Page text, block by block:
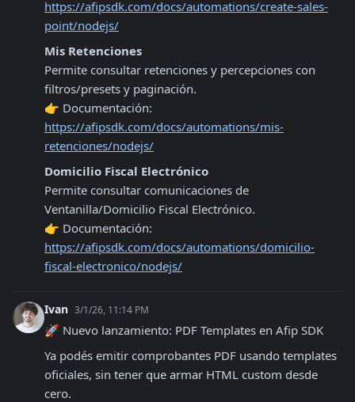
https://afipsdk.com/docs/automations/create-sales-
point/nodejs/
Mis Retenciones
Permite consultar retenciones y percepciones con
filtros/presets y paginación.
https://afipsdk.com/docs/automations/mis-
retenciones/nodejs/
Domicilio Fiscal Electrónico
Permite consultar comunicaciones de
Ventanilla/Domicilio Fiscal Electrónico.
https://afipsdk.com/docs/automations/domicilio-
fiscal-electronico/nodejs/
Ivan 3/1/26, 11:14 PM
🚀 Nuevo lanzamiento: PDF Templates en Afip SDK
Ya podés emitir comprobantes PDF usando templates
oficiales, sin tener que armar HTML custom desde
cero.